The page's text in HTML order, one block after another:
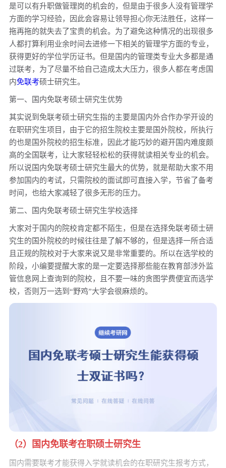
免联考双证硕士毕业难吗它和国内的全日制研究生有何不同之
处呢
是可以有升职做管理岗的机会的，但是由于很多人没有管理学
方面的学习经验，因此会容易让领导担心你无法胜任，这样一
拖再拖的就失去了宝贵的机会。为了避免这种情况的出现很多
人都打算利用业余时间去进修一下相关的管理学方面的专业，
获得更好的学位学历证书。但是国内的管理类专业大多都是通
过联考，为了尽量不给自己造成太大压力，很多人都在考虑国
内免联考硕士研究生。
第一、国内免联考硕士研究生优势
其实说到免联考硕士研究生指的主要是国内外合作办学开设的
在职研究生项目，由于它的招生院校主要是国外院校，所执行
的也是国外院校的招生标准，因此才能巧妙的避开国内难度颇
高的全国联考，让大家轻轻松松的获得就读相关专业的机会。
所以说国内免联考硕士研究生最大的优势，就是帮助大家不用
参加国内的考试，只需院校的面试即可直接入学，节省了备考
时间，也给大家减轻了很多无形的压力。
第二、国内免联考硕士研究生学校选择
大家对于国内的院校肯定都不陌生，但是在选择免联考硕士研
究生的国外院校的时候往往是了解不够的，但是选择一所合适
且正规的院校对于大家来说又是非常重要的。所以在选学校的
阶段，小编要提醒大家的是一定要选择那些能在教育部涉外监
管信息网上查询到的院校，且不要一味的贪图学费便宜而选学
校，否则万一选到“野鸡”大学会很麻烦的。
（2）国内免联考在职硕士研究生
国内需要联考才能获得入学就读机会的在职研究生报考方式，